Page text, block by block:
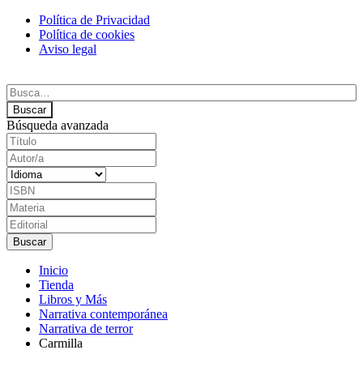
Política de Privacidad
Política de cookies
Aviso legal
Búsqueda avanzada
Inicio
Tienda
Libros y Más
Narrativa contemporánea
Narrativa de terror
Carmilla